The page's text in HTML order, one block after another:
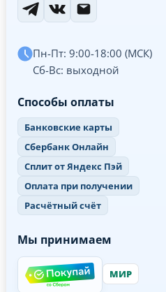
Пн-Пт: 9:00-18:00 (МСК)
Сб-Вс: выходной
Способы оплаты
Банковские карты
Сбербанк Онлайн
Сплит от Яндекс Пэй
Оплата при получении
Расчётный счёт
Мы принимаем
МИР